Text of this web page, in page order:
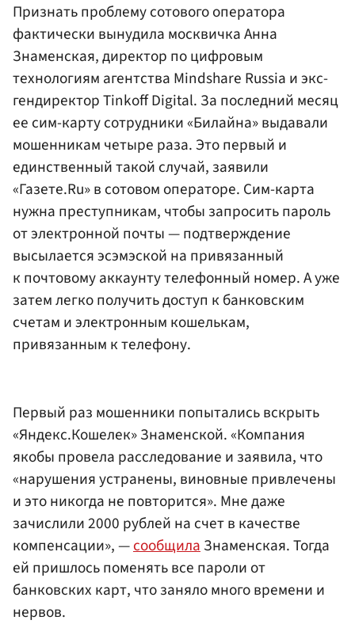
Признать проблему сотового оператора
фактически вынудила москвичка Анна
Знаменская, директор по цифровым
технологиям агентства Mindshare Russia и экс-
гендиректор Tinkoff Digital. За последний месяц
ее сим-карту сотрудники «Билайна» выдавали
мошенникам четыре раза. Это первый и
единственный такой случай, заявили
«Газете.Ru» в сотовом операторе. Сим-карта
нужна преступникам, чтобы запросить пароль
от электронной почты — подтверждение
высылается эсэмэской на привязанный
к почтовому аккаунту телефонный номер. А уже
затем легко получить доступ к банковским
счетам и электронным кошелькам,
привязанным к телефону.
Первый раз мошенники попытались вскрыть
«Яндекс.Кошелек» Знаменской. «Компания
якобы провела расследование и заявила, что
«нарушения устранены, виновные привлечены
и это никогда не повторится». Мне даже
зачислили 2000 рублей на счет в качестве
компенсации», —сообщилаЗнаменская. Тогда
ей пришлось поменять все пароли от
банковских карт, что заняло много времени и
нервов.